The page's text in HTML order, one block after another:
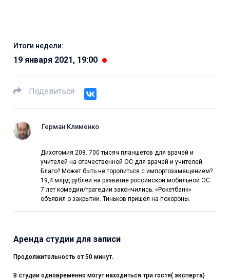
Итоги недели:
19 января 2021, 19:00
Поделиться
Герман Клименко
Дихотомия 208. 700 тысяч планшетов для врачей и
учителей на отечественной ОС для врачей и учителей.
Благо? Может быть не торопиться с импортозамещением?
19,4 млрд рублей на развитие российской мобильной ОС.
7 лет комедии/трагедии закончились. «Рокетбанк»
объявил о закрытии. Тиньков пришел на похороны.
Аренда студии для записи
Продолжительность от 50 минут.
В студии одновременно могут находиться три гостя( эксперта)